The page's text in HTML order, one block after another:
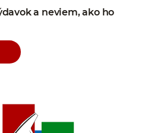
a neviem, ako ho